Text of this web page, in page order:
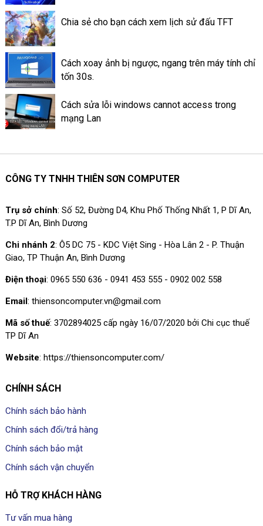
Chia sẻ cho bạn cách xem lịch sử đấu TFT
Cách xoay ảnh bị ngược, ngang trên máy tính chỉ
tốn 30s.
Cách sửa lỗi windows cannot access trong
mạng Lan
CÔNG TY TNHH THIÊN SƠN COMPUTER
Trụ sở chính: Số 52, Đường D4, Khu Phố Thống Nhất 1, P Dĩ An,
T.P Dĩ An, Bình Dương
Chi nhánh 2: Ô5 DC 75 - KDC Việt Sing - Hòa Lân 2 - P. Thuận
Giao, TP Thuận An, Bình Dương
Điện thoại: 0965 550 636 - 0941 453 555 - 0902 002 558
Email: thiensoncomputer.vn@gmail.com
Mã số thuế: 3702894025 cấp ngày 16/07/2020 bởi Chi cục thuế
TP Dĩ An
Website: https://thiensoncomputer.com/
CHÍNH SÁCH
Chính sách bảo hành
Chính sách đổi/trả hàng
Chính sách bảo mật
Chính sách vận chuyển
HỖ TRỢ KHÁCH HÀNG
Tư vấn mua hàng